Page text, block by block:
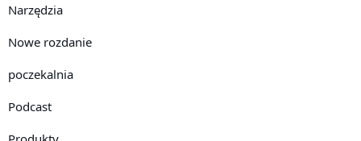
Narzędzia
Nowe rozdanie
poczekalnia
Podcast